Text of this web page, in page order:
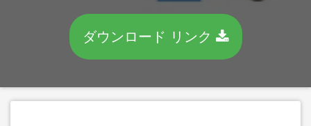
ダウンロード リンク